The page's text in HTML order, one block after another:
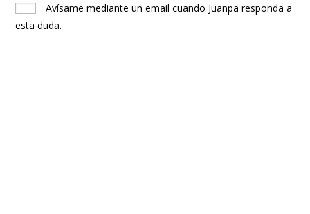
Avísame mediante un email cuando Juanpa responda a
esta duda.